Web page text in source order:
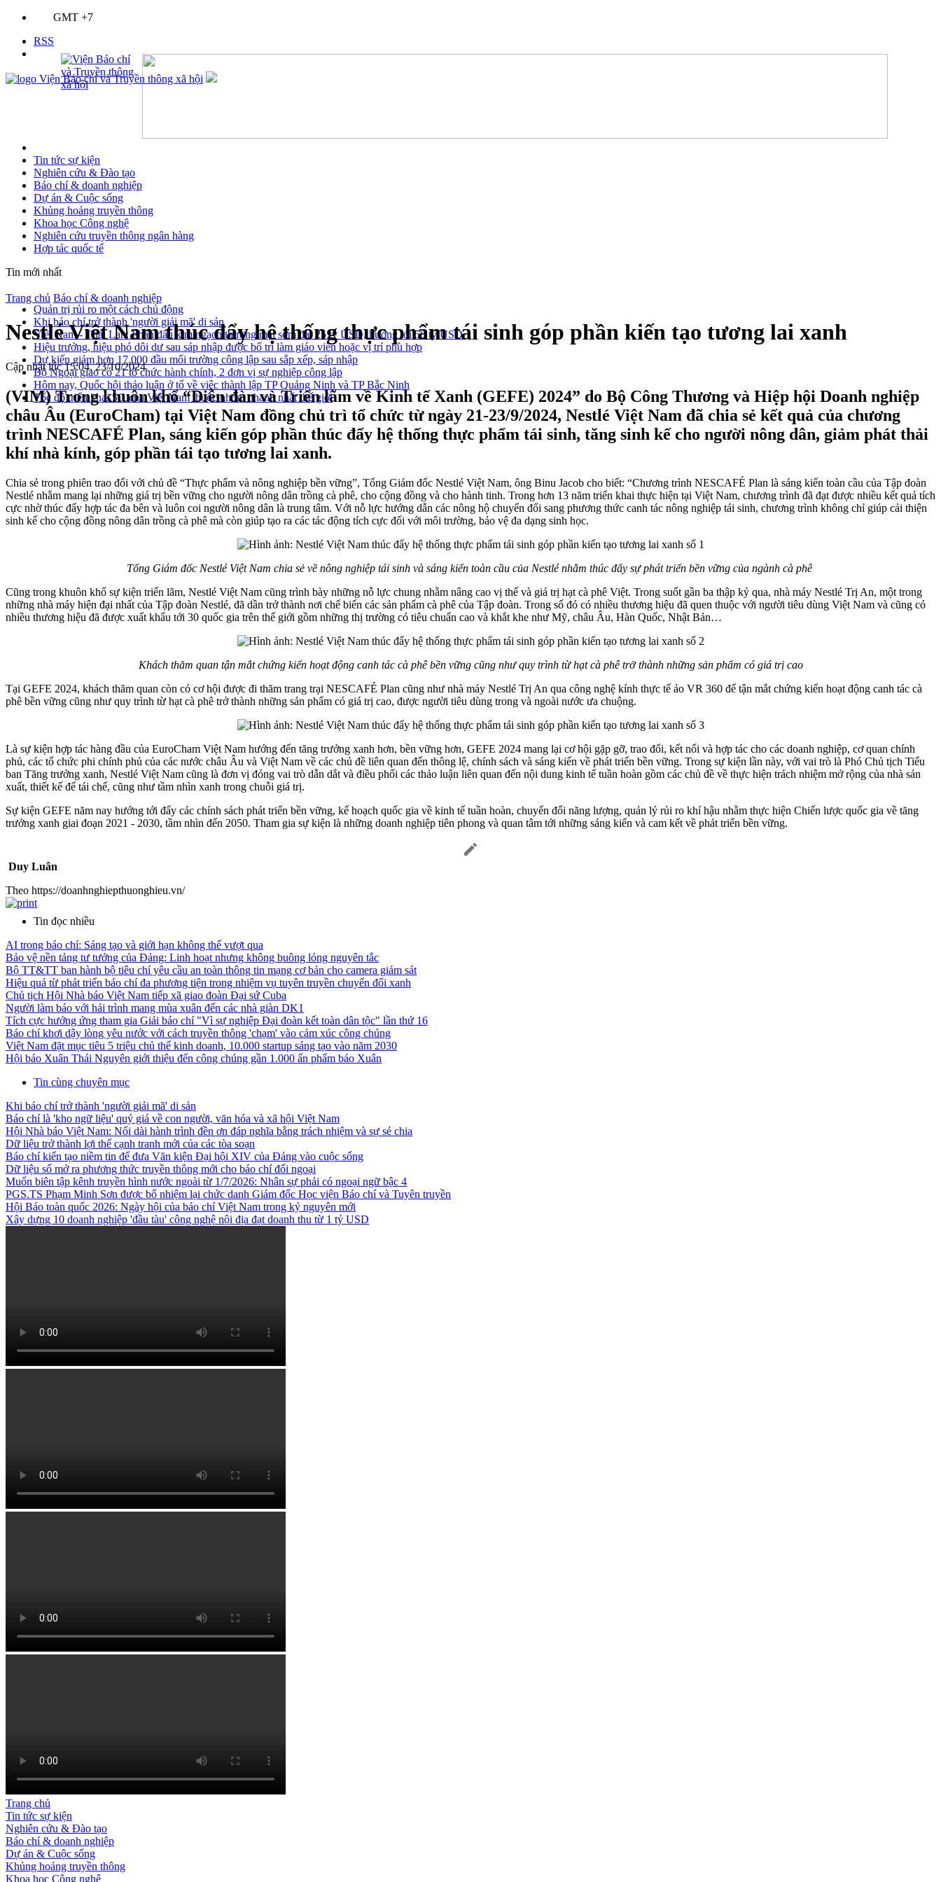
GMT +7
RSS
Tin tức sự kiện
Nghiên cứu & Đào tạo
Báo chí & doanh nghiệp
Dự án & Cuộc sống
Khủng hoảng truyền thông
Khoa học Công nghệ
Nghiên cứu truyền thông ngân hàng
Hợp tác quốc tế
Tin mới nhất
Quản trị rủi ro một cách chủ động
Khi báo chí trở thành 'người giải mã' di sản
Việt Nam - Thái Lan: Phấn đấu kim ngạch thương mại sớm đạt 25 tỷ USD, hướng tới 50 tỷ USD
Hiệu trưởng, hiệu phó dôi dư sau sáp nhập được bố trí làm giáo viên hoặc vị trí phù hợp
Dự kiến giảm hơn 17.000 đầu mối trường công lập sau sắp xếp, sáp nhập
Bộ Ngoại giao có 21 tổ chức hành chính, 2 đơn vị sự nghiệp công lập
Hôm nay, Quốc hội thảo luận ở tổ về việc thành lập TP Quảng Ninh và TP Bắc Ninh
Tốc độ triển khai 5G của Việt Nam thuộc nhóm nhanh nhất thế giới
Trang chủ Báo chí & doanh nghiệp
Nestlé Việt Nam thúc đẩy hệ thống thực phẩm tái sinh góp phần kiến tạo tương lai xanh
Cập nhật lúc 15:04, 23/10/2024
(VIM) Trong khuôn khổ “Diễn đàn và Triển lãm về Kinh tế Xanh (GEFE) 2024” do Bộ Công Thương và Hiệp hội Doanh nghiệp
châu Âu (EuroCham) tại Việt Nam đồng chủ trì tổ chức từ ngày 21-23/9/2024, Nestlé Việt Nam đã chia sẻ kết quả của chương
trình NESCAFÉ Plan, sáng kiến góp phần thúc đẩy hệ thống thực phẩm tái sinh, tăng sinh kế cho người nông dân, giảm phát thải
khí nhà kính, góp phần tái tạo tương lai xanh.
Chia sẻ trong phiên trao đổi với chủ đề “Thực phẩm và nông nghiệp bền vững”, Tổng Giám đốc Nestlé Việt Nam, ông Binu Jacob cho biết: “Chương trình NESCAFÉ Plan là sáng kiến toàn cầu của Tập đoàn
Nestlé nhằm mang lại những giá trị bền vững cho người nông dân trồng cà phê, cho cộng đồng và cho hành tinh. Trong hơn 13 năm triển khai thực hiện tại Việt Nam, chương trình đã đạt được nhiều kết quả tích
cực nhờ thúc đẩy hợp tác đa bên và luôn coi người nông dân là trung tâm. Với nỗ lực hướng dẫn các nông hộ chuyển đổi sang phương thức canh tác nông nghiệp tái sinh, chương trình không chỉ giúp cải thiện
sinh kế cho cộng đồng nông dân trồng cà phê mà còn giúp tạo ra các tác động tích cực đối với môi trường, bảo vệ đa dạng sinh học.
Tổng Giám đốc Nestlé Việt Nam chia sẻ về nông nghiệp tái sinh và sáng kiến toàn cầu của Nestlé nhằm thúc đẩy sự phát triển bền vững của ngành cà phê
Cũng trong khuôn khổ sự kiện triển lãm, Nestlé Việt Nam cũng trình bày những nỗ lực chung nhằm nâng cao vị thế và giá trị hạt cà phê Việt. Trong suốt gần ba thập kỷ qua, nhà máy Nestlé Trị An, một trong
những nhà máy hiện đại nhất của Tập đoàn Nestlé, đã dần trở thành nơi chế biến các sản phẩm cà phê của Tập đoàn. Trong số đó có nhiều thương hiệu đã quen thuộc với người tiêu dùng Việt Nam và cũng có
nhiều thương hiệu đã được xuất khẩu tới 30 quốc gia trên thế giới gồm những thị trường có tiêu chuẩn cao và khắt khe như Mỹ, châu Âu, Hàn Quốc, Nhật Bản…
Khách thăm quan tận mắt chứng kiến hoạt động canh tác cà phê bền vững cũng như quy trình từ hạt cà phê trở thành những sản phẩm có giá trị cao
Tại GEFE 2024, khách thăm quan còn có cơ hội được đi thăm trang trại NESCAFÉ Plan cũng như nhà máy Nestlé Trị An qua công nghệ kính thực tế ảo VR 360 để tận mắt chứng kiến hoạt động canh tác cà
phê bền vững cũng như quy trình từ hạt cà phê trở thành những sản phẩm có giá trị cao, được người tiêu dùng trong và ngoài nước ưa chuộng.
Là sự kiện hợp tác hàng đầu của EuroCham Việt Nam hướng đến tăng trưởng xanh hơn, bền vững hơn, GEFE 2024 mang lại cơ hội gặp gỡ, trao đổi, kết nối và hợp tác cho các doanh nghiệp, cơ quan chính
phủ, các tổ chức phi chính phủ của các nước châu Âu và Việt Nam về các chủ đề liên quan đến thông lệ, chính sách và sáng kiến về phát triển bền vững. Trong sự kiện lần này, với vai trò là Phó Chủ tịch Tiểu
ban Tăng trưởng xanh, Nestlé Việt Nam cũng là đơn vị đóng vai trò dẫn dắt và điều phối các thảo luận liên quan đến nội dung kinh tế tuần hoàn gồm các chủ đề về thực hiện trách nhiệm mở rộng của nhà sản
xuất, thiết kế để tái chế, cũng như tầm nhìn xanh trong chuỗi giá trị.
Sự kiện GEFE năm nay hướng tới đẩy các chính sách phát triển bền vững, kế hoạch quốc gia về kinh tế tuần hoàn, chuyển đổi năng lượng, quản lý rủi ro khí hậu nhằm thực hiện Chiến lược quốc gia về tăng
trưởng xanh giai đoạn 2021 - 2030, tầm nhìn đến 2050. Tham gia sự kiện là những doanh nghiệp tiên phong và quan tâm tới những sáng kiến và cam kết về phát triển bền vững.
Duy Luân
Theo https://doanhnghiepthuonghieu.vn/
Tin đọc nhiều
AI trong báo chí: Sáng tạo và giới hạn không thể vượt qua
Bảo vệ nền tảng tư tưởng của Đảng: Linh hoạt nhưng không buông lỏng nguyên tắc
Bộ TT&TT ban hành bộ tiêu chí yêu cầu an toàn thông tin mạng cơ bản cho camera giám sát
Hiệu quả từ phát triển báo chí đa phương tiện trong nhiệm vụ tuyên truyền chuyển đổi xanh
Chủ tịch Hội Nhà báo Việt Nam tiếp xã giao đoàn Đại sứ Cuba
Người làm báo với hải trình mang mùa xuân đến các nhà giàn DK1
Tích cực hưởng ứng tham gia Giải báo chí "Vì sự nghiệp Đại đoàn kết toàn dân tộc" lần thứ 16
Báo chí khơi dậy lòng yêu nước với cách truyền thông 'chạm' vào cảm xúc công chúng
Việt Nam đặt mục tiêu 5 triệu chủ thể kinh doanh, 10.000 startup sáng tạo vào năm 2030
Hội báo Xuân Thái Nguyên giới thiệu đến công chúng gần 1.000 ấn phẩm báo Xuân
Tin cùng chuyên mục
Khi báo chí trở thành 'người giải mã' di sản
Báo chí là 'kho ngữ liệu' quý giá về con người, văn hóa và xã hội Việt Nam
Hội Nhà báo Việt Nam: Nối dài hành trình đền ơn đáp nghĩa bằng trách nhiệm và sự sẻ chia
Dữ liệu trở thành lợi thế cạnh tranh mới của các tòa soạn
Báo chí kiến tạo niềm tin để đưa Văn kiện Đại hội XIV của Đảng vào cuộc sống
Dữ liệu số mở ra phương thức truyền thông mới cho báo chí đối ngoại
Muốn biên tập kênh truyền hình nước ngoài từ 1/7/2026: Nhân sự phải có ngoại ngữ bậc 4
PGS.TS Phạm Minh Sơn được bổ nhiệm lại chức danh Giám đốc Học viện Báo chí và Tuyên truyền
Hội Báo toàn quốc 2026: Ngày hội của báo chí Việt Nam trong kỷ nguyên mới
Xây dựng 10 doanh nghiệp 'đầu tàu' công nghệ nội địa đạt doanh thu từ 1 tỷ USD
Trang chủ
Tin tức sự kiện
Nghiên cứu & Đào tạo
Báo chí & doanh nghiệp
Dự án & Cuộc sống
Khủng hoảng truyền thông
Khoa học Công nghệ